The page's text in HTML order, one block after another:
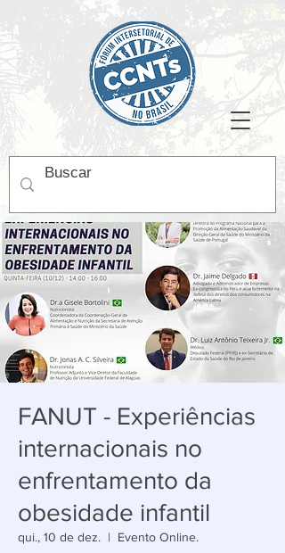
FANUT - Experiências
internacionais no
enfrentamento da
obesidade infantil
qui., 10 de dez.
  |
Evento Online.